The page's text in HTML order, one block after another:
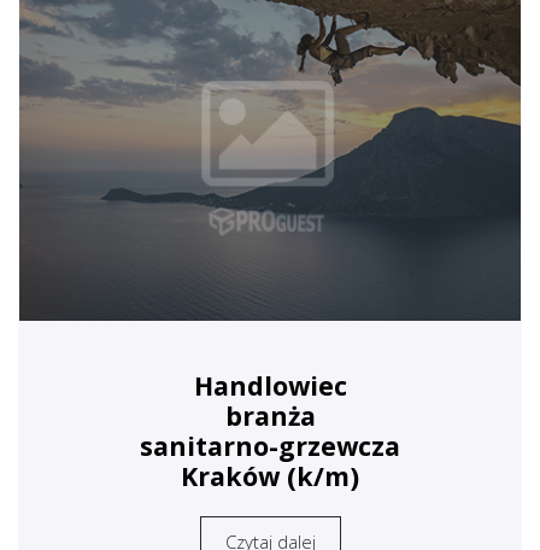
Handlowiec
branża
sanitarno-grzewcza
Kraków (k/m)
Czytaj dalej